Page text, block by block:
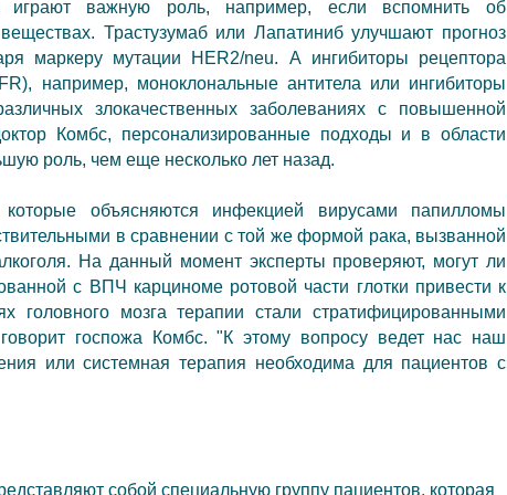
важную роль, например, если вспомнить об
Трастузумабили Лапатинибулучшают прогноз
маркеру мутации HER2/neu. А ингибиторы рецептора
, например, моноклональные антитела или ингибиторы
злокачественных заболеваниях с повышенной
Комбс, персонализированные подходы и в области
роль, чем еще несколько лет назад.
объясняются инфекцией вирусами папилломы
в сравнении с той же формой рака, вызванной
На данный момент эксперты проверяют, могут ли
с ВПЧ карциноме ротовой части глотки привести к
головного мозга терапии стали стратифицированными
госпожа Комбс. "К этому вопросу ведет нас наш
или системная терапия необходима для пациентов с
собой специальную группу пациентов, которая